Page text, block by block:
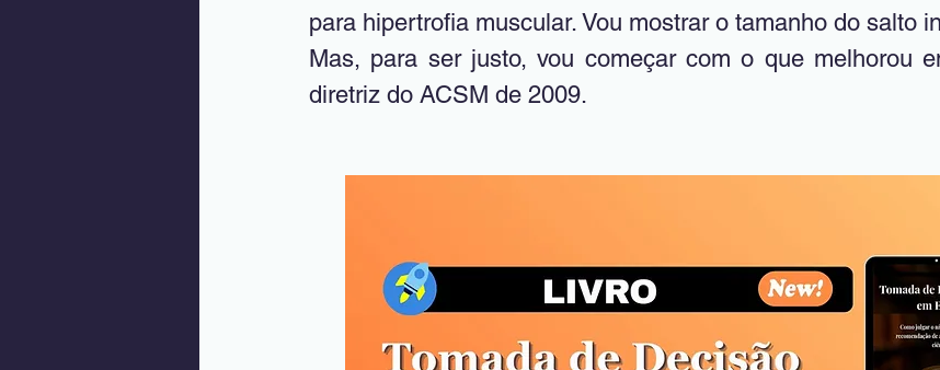
para hipertrofia muscular. Vou mostrar o tamanho do salto
Mas, para ser justo, vou começar com o que melhorou
diretriz do ACSM de 2009.